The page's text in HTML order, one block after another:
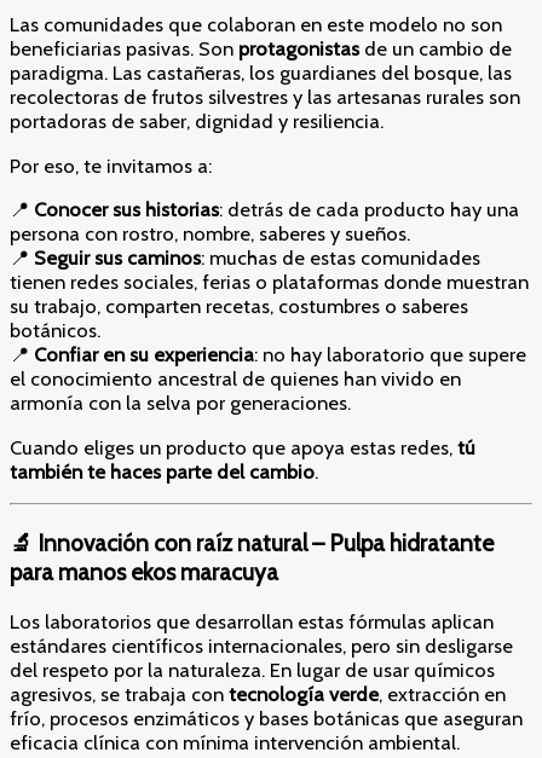
Las comunidades que colaboran en este modelo no son
beneficiarias pasivas. Son protagonistasde un cambio de
paradigma. Las castañeras, los guardianes del bosque, las
recolectoras de frutos silvestres y las artesanas rurales son
portadoras de saber, dignidad y resiliencia.
Por eso, te invitamos a:
📍 Conocer sus historias: detrás de cada producto hay una
persona con rostro, nombre, saberes y sueños.
📍 Seguir sus caminos: muchas de estas comunidades
tienen redes sociales, ferias o plataformas donde muestran
su trabajo, comparten recetas, costumbres o saberes
botánicos.
📍 Confiar en su experiencia: no hay laboratorio que supere
el conocimiento ancestral de quienes han vivido en
armonía con la selva por generaciones.
Cuando eliges un producto que apoya estas redes, tú
también te haces parte del cambio.
🔬 Innovación con raíz natural – Pulpa hidratante
para manos ekos maracuya
Los laboratorios que desarrollan estas fórmulas aplican
estándares científicos internacionales, pero sin desligarse
del respeto por la naturaleza. En lugar de usar químicos
agresivos, se trabaja con tecnología verde, extracción en
frío, procesos enzimáticos y bases botánicas que aseguran
eficacia clínica con mínima intervención ambiental.